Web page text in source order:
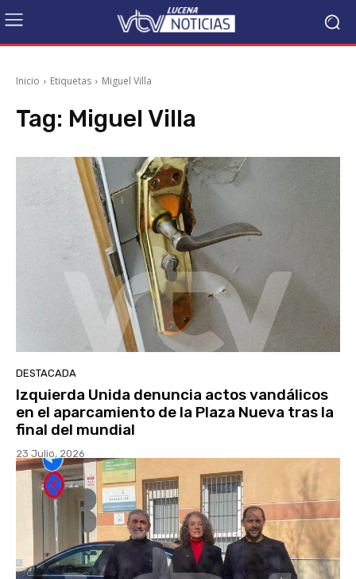
Inicio Etiquetas Miguel Villa
Tag: Miguel Villa
DESTACADA
Izquierda Unida denuncia actos vandálicos
en el aparcamiento de la Plaza Nueva tras la
final del mundial
23 Julio, 2026